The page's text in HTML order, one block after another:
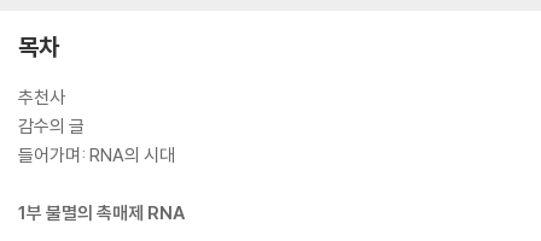
에 빗대어 설명한다. 일상생활에서 쉽게 접할 수 있는 소재에 비유해 어려
감수자인 더럼 대학교 조정남 교수는 “DNA에 관한 대표적인 도서가 제임
스 왓슨의 『이중나선』이라면, RNA 분야의 대표작은 바로 이 책이 될
우드나 등 노벨상 수상자, 서울대학교 과학학과 이두갑 교수 등이 강력 추
목차
추천사
감수의 글
들어가며: RNA의 시대
1부 불멸의 촉매제 RNA